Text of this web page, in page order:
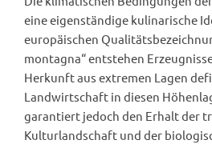
eine eigenständige kulinarische
europäischen
montagna“ entstehen
Herkunft aus extremen Lagen
Landwirtschaft in diesen
garantiert jedoch den Erhalt der
Kulturlandschaft und der